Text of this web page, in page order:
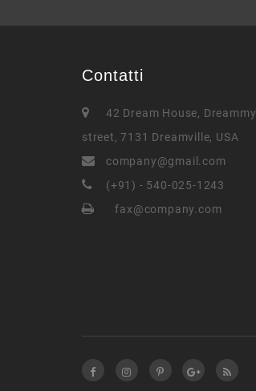
Contatti
42 Dream House, Dreammy
street, 7131 Dreamville, USA
company@gmail.com
(+91) - 540-025-1243
fax@company.com